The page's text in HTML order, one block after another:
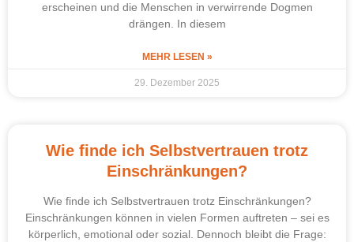
erscheinen und die Menschen in verwirrende Dogmen
drängen. In diesem
MEHR LESEN »
29. Dezember 2025
Wie finde ich Selbstvertrauen trotz
Einschränkungen?
Wie finde ich Selbstvertrauen trotz Einschränkungen?
Einschränkungen können in vielen Formen auftreten – sei es
körperlich, emotional oder sozial. Dennoch bleibt die Frage: